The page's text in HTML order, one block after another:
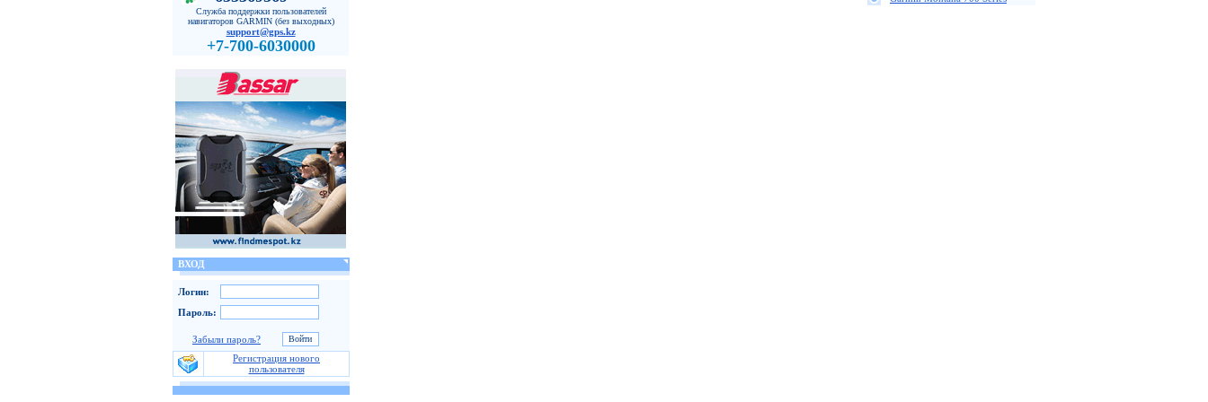
Служба поддержки пользователей
навигаторов GARMIN (без выходных)
support@gps.kz
+7-700-6030000
ВХОД
Логин:
Пароль:
Забыли пароль?
Регистрация нового
пользователя